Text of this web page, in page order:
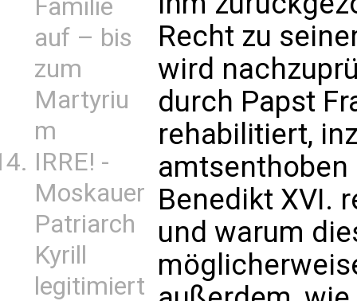
Familie
auf – bis
zum
Martyriu
m
IRRE! -
Moskauer
Patriarch
Kyrill
legitimiert
Recht zu
wird
durch Papst
rehabilitiert,
amtsenthoben
Benedikt XVI.
und warum